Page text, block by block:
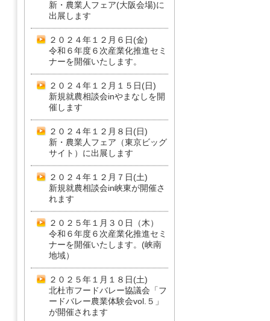
新・農業人フェア(大阪会場)に
出展します
２０２４年１２月６日(金)
令和６年度６次産業化推進セミ
ナーを開催いたします。
２０２４年１２月１５日(日)
新規就農相談会inやまなしを開
催します
２０２４年１２月８日(日)
新・農業人フェア（東京ビッグ
サイト）に出展します
２０２４年１２月７日(土)
新規就農相談会in峡東が開催さ
れます
２０２５年１月３０日（木）
令和６年度６次産業化推進セミ
ナーを開催いたします。(峡南
地域）
２０２５年１月１８日(土)
北杜市フードバレー協議会「フ
ードバレー農業体験会vol.５」
が開催されます